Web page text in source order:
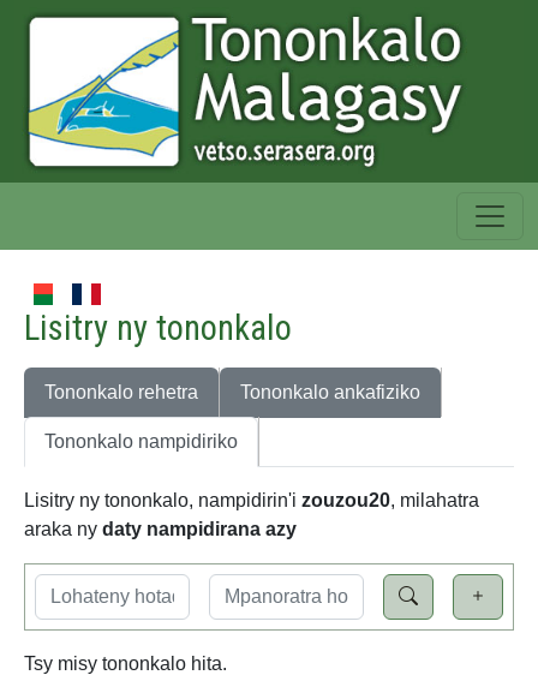
Lisitry ny tononkalo
Tononkalo rehetra Tononkalo ankafiziko
Tononkalo nampidiriko
Lisitry ny tononkalo, nampidirin'i zouzou20, milahatra
araka ny daty nampidirana azy
Tsy misy tononkalo hita.